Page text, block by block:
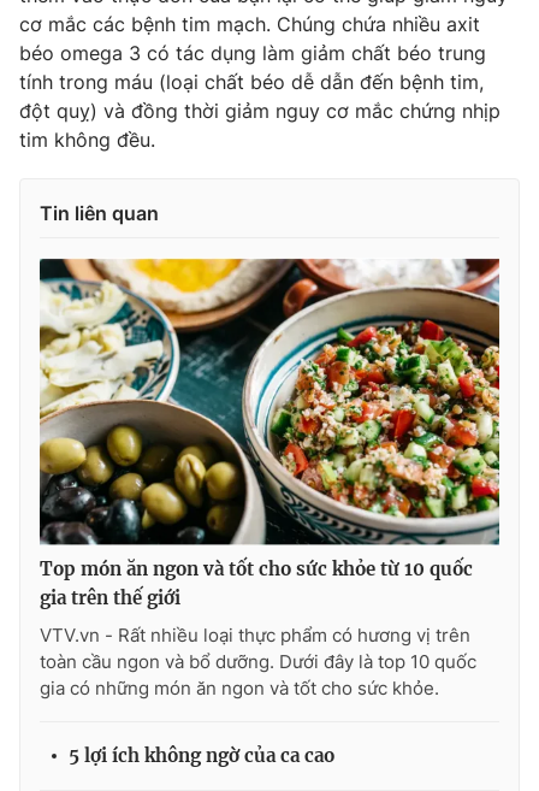
cơ mắc các bệnh tim mạch. Chúng chứa nhiều axit
béo omega 3 có tác dụng làm giảm chất béo trung
tính trong máu (loại chất béo dễ dẫn đến bệnh tim,
đột quỵ) và đồng thời giảm nguy cơ mắc chứng nhịp
tim không đều.
Tin liên quan
Top món ăn ngon và tốt cho sức khỏe từ 10 quốc
gia trên thế giới
VTV.vn - Rất nhiều loại thực phẩm có hương vị trên
toàn cầu ngon và bổ dưỡng. Dưới đây là top 10 quốc
gia có những món ăn ngon và tốt cho sức khỏe.
5 lợi ích không ngờ của ca cao